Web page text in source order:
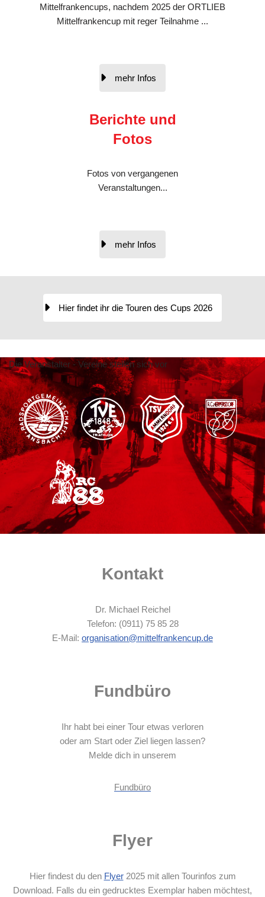
Mittelfrankencups, nachdem 2025 der ORTLIEB
Mittelfrankencup mit reger Teilnahme ...
mehr Infos
Berichte und
Fotos
Fotos von vergangenen
Veranstaltungen...
mehr Infos
Hier findet ihr die Touren des Cups 2026
Die Veranstalter - Vereine stellen sich vor
original essay writing service
Kontakt
Dr. Michael Reichel
Telefon: (0911) 75 85 28
E-Mail: organisation@mittelfrankencup.de
Fundbüro
Ihr habt bei einer Tour etwas verloren
oder am Start oder Ziel liegen lassen?
Melde dich in unserem
Fundbüro
Flyer
Hier findest du den Flyer2025 mit allen Tourinfos zum
Download. Falls du ein gedrucktes Exemplar haben möchtest,